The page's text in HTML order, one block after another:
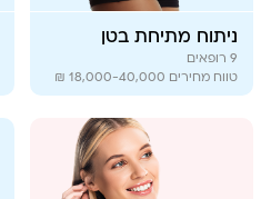
ניתוח מתיחת בטן
9 רופאים
טווח מחירים 18,000-40,000 ₪